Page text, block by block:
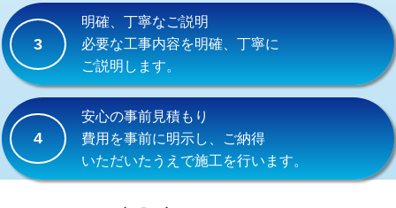
持込商品取付（単水栓）
持込商品取付（混合水栓） 16,500円
持込商品取付（浄水器・分岐水栓） 16,500円
給水管工事※（ホール加工)
給水管工事※（バンド止め) 3,300円
3
明確、丁寧なご説明
必要な工事内容を明確、丁寧に
ご説明します。
4
安心の事前見積もり
費用を事前に明示し、ご納得
いただいたうえで施工を行います。